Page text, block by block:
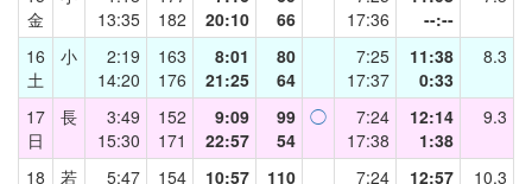
金
13:35
182
20:10
66
17:36
--:--
16
土
小
2:19
14:20
163
176
8:01
21:25
80
64
7:25
17:37
11:38
0:33
8.3
17
日
長
3:49
15:30
152
171
9:09
22:57
99
54
◯
7:24
17:38
12:14
1:38
9.3
18 若 5:47 154 10:57 110 7:24 12:57 10.3